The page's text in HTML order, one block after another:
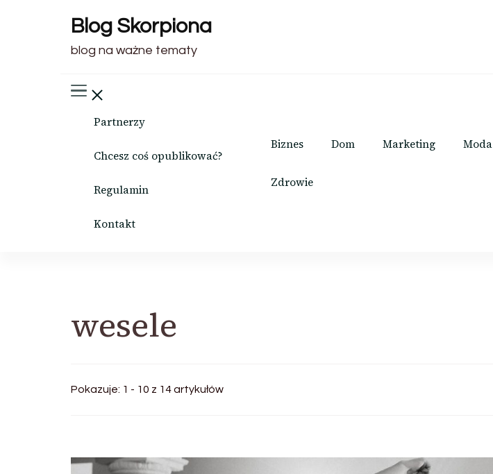
Blog Skorpiona
blog na ważne tematy
Partnerzy
Chcesz coś opublikować?
Regulamin
Kontakt
Biznes Dom Marketing Moda
Zdrowie
wesele
Pokazuje: 1 - 10 z 14 artykułów